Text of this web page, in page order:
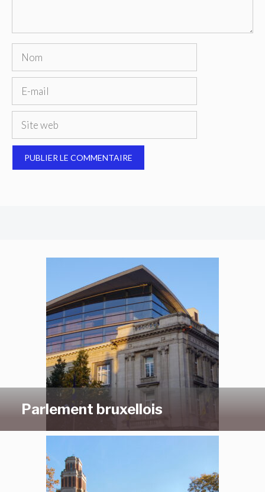
Nom
Site
Parlement bruxellois